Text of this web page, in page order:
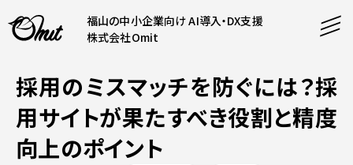
福山の中小企業向け AI導入・DX支援
株式会社Omit
SERVICE
事業内容
AI導入支援
採用のミスマッチを防ぐには？採
用サイトが果たすべき役割と精度
向上のポイント